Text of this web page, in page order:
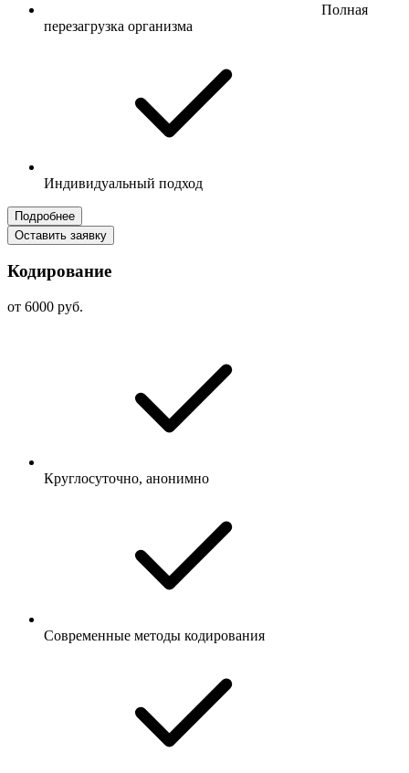
Полная
перезагрузка организма
Индивидуальный подход
Подробнее
Оставить заявку
Кодирование
от 6000 руб.
Круглосуточно, анонимно
Современные методы кодирования